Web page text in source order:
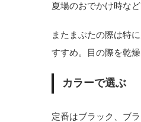
夏場のおでかけ時な
またまぶたの際は特
すすめ。目の際を乾
カラーで選ぶ
定番はブラック、ブ